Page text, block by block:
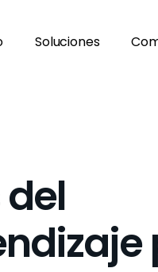
Soluciones